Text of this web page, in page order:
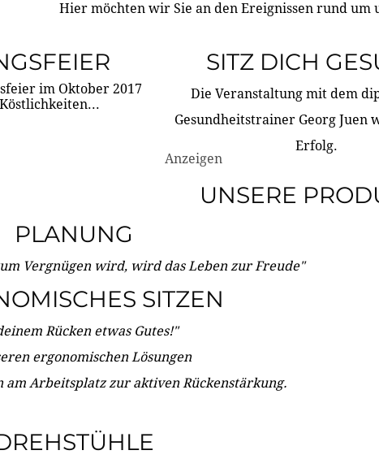
Hier möchten wir Sie an den Ereignissen rund um
im Oktober 2017
SITZ DICH
Die Veranstaltung mit dem
Gesundheitstrainer Georg Juen
Erfolg.
Anzeigen
UNSERE
PLANUNG
Vergnügen wird, wird das Leben zur Freude"
SITZEN
Rücken etwas Gutes!"
ergonomischen Lösungen
am Arbeitsplatz zur aktiven Rückenstärkung.